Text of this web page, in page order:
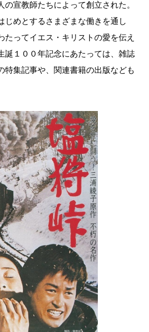
の宣教師たちによって創立された。
じめとするさまざまな働きを通し
たってイエス・キリストの愛を伝え
誕１００年記念にあたっては、雑誌
特集記事や、関連書籍の出版なども